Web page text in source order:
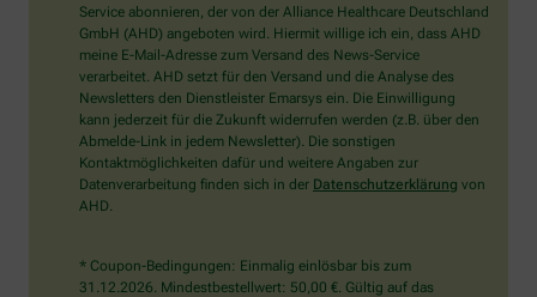
Dann
wählen
Sie
bitte
das
Auto.
Service abonnieren, der von der Alliance Healthcare Deutschland
GmbH (AHD) angeboten wird. Hiermit willige ich ein, dass AHD
meine E-Mail-Adresse zum Versand des News-Service
verarbeitet. AHD setzt für den Versand und die Analyse des
Newsletters den Dienstleister Emarsys ein. Die Einwilligung
kann jederzeit für die Zukunft widerrufen werden (z.B. über den
Abmelde-Link in jedem Newsletter). Die sonstigen
Kontaktmöglichkeiten dafür und weitere Angaben zur
Datenverarbeitung finden sich in der Datenschutzerklärung von
AHD.
* Coupon-Bedingungen: Einmalig einlösbar bis zum
31.12.2026. Mindestbestellwert: 50,00 €. Gültig auf das